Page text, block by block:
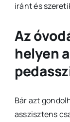
iránt és
Az
helyen
Bár azt
asszisztens